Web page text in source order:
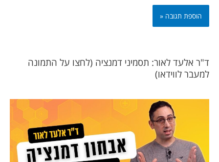
ד"ר אלעד לאור: תסמיני דמנציה (לחצו על התמונה
למעבר לווידאו)